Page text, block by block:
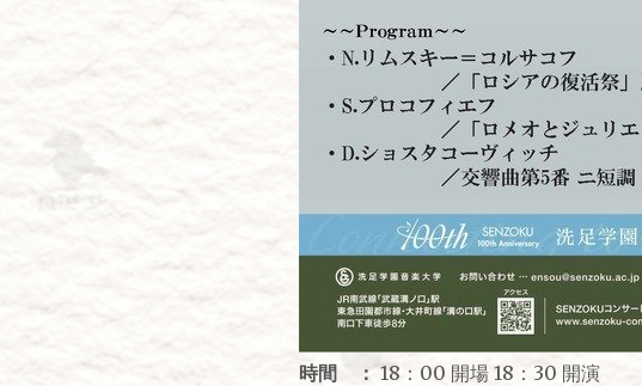
時間 ：18：00 開場 18：30 開演